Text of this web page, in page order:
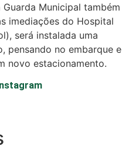
Municipal também
imediações do Hospital
será instalada uma
pensando no embarque e
novo estacionamento.